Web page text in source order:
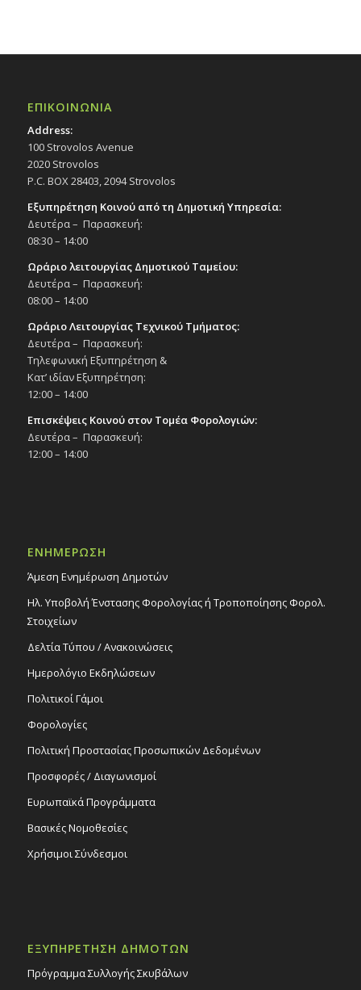
ΕΠΙΚΟΙΝΩΝΙΑ
Address:
100 Strovolos Avenue
2020 Strovolos
P.C. BOX 28403, 2094 Strovolos
Εξυπηρέτηση Κοινού από τη Δημοτική Υπηρεσία:
Δευτέρα – Παρασκευή:
08:30 – 14:00
Ωράριο λειτουργίας Δημοτικού Ταμείου:
Δευτέρα – Παρασκευή:
08:00 – 14:00
Ωράριο Λειτουργίας Τεχνικού Τμήματος:
Δευτέρα – Παρασκευή:
Τηλεφωνική Εξυπηρέτηση &
Κατ’ ιδίαν Εξυπηρέτηση:
12:00 – 14:00
Επισκέψεις Κοινού στον Τομέα Φορολογιών:
Δευτέρα – Παρασκευή:
12:00 – 14:00
ΕΝΗΜΕΡΩΣΗ
Άμεση Ενημέρωση Δημοτών
Ηλ. Υποβολή Ένστασης Φορολογίας ή Τροποποίησης Φορολ.
Στοιχείων
Δελτία Τύπου / Ανακοινώσεις
Ημερολόγιο Εκδηλώσεων
Πολιτικοί Γάμοι
Φορολογίες
Πολιτική Προστασίας Προσωπικών Δεδομένων
Προσφορές / Διαγωνισμοί
Ευρωπαϊκά Προγράμματα
Βασικές Νομοθεσίες
Χρήσιμοι Σύνδεσμοι
ΕΞΥΠΗΡΕΤΗΣΗ ΔΗΜΟΤΩΝ
Πρόγραμμα Συλλογής Σκυβάλων